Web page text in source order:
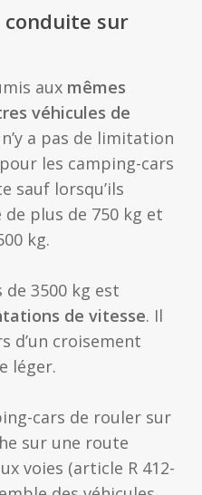
sur
aux mêmes
véhicules de
a pas de limitation
les camping-cars
sauf lorsqu’ils
plus de 750 kg et
kg.
3500 kg est
de vitesse. Il
d’un croisement
léger.
cars de rouler sur
sur une route
voies (article R 412-